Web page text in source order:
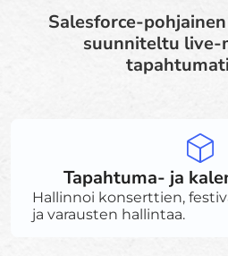
Salesforce-
suunniteltu live-
Tapahtuma- ja
Hallinnoi konserttien,
ja varausten hallintaa.